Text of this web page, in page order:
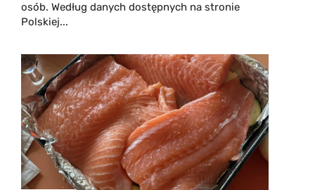
osób. Według danych dostępnych na stronie
Polskiej...